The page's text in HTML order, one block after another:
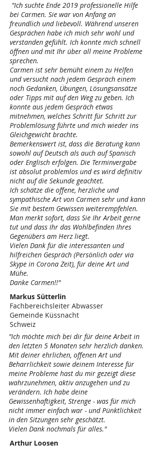
"Ich möchte mich bei dir für deine Arbeit in
den letzten 5 Monaten sehr herzlich danken.
Mit deiner ehrlichen, offenen Art und
Beharrlichkeit sowie deinem Interesse für
meine Probleme hast du mir gezeigt diese
wahrzunehmen, aktiv anzugehen und zu
verändern. Ich habe deine
Gewissenhaftigkeit, Strenge - was für mich
nicht immer einfach war - und Pünktlichkeit
in den Sitzungen sehr geschätzt.
Vielen Dank nochmals für alles."
Markus Sütterlin
Fachbereichsleiter Abwasser
Gemeinde Küssnacht
Schweiz
Arthur Loosen
"Ich suchte Ende 2019 professionelle Hilfe
bei Carmen. Sie war von Anfang an
freundlich und liebevoll. Während unseren
Gesprächen habe ich mich sehr wohl und
verstanden gefühlt. Ich konnte mich schnell
öffnen und mit Ihr über all meine Probleme
sprechen.
Carmen ist sehr bemüht einem zu Helfen
und versucht nach jedem Gespräch einem
noch Gedanken, Übungen, Lösungsansätze
oder Tipps mit auf den Weg zu geben. Ich
konnte aus jedem Gespräch etwas
mitnehmen, welches Schritt für Schritt zur
Problemlösung führte und mich wieder ins
Gleichgewicht brachte.
Bemerkenswert ist, dass die Beratung kann
sowohl auf Deutsch als auch auf Spanisch
oder Englisch erfolgen. Die Terminvergabe
ist absolut problemlos und es wird definitiv
nicht auf die Sekunde geachtet.
Ich schätze die offene, herzliche und
sympathische Art von Carmen sehr und kann
Sie mit bestem Gewissen weiterempfehlen.
Man merkt sofort, dass Sie Ihr Arbeit gerne
tut und dass Ihr das Wohlbefinden Ihres
Gegenübers am Herz liegt.
Vielen Dank für die interessanten und
hilfreichen Gespräch (Persönlich oder via
Skype in Corona Zeit), für deine Art und
Mühe.
Danke Carmen!!"